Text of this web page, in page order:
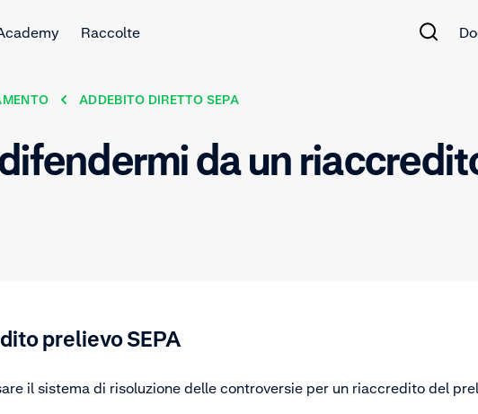
Raccolte
ADDEBITO DIRETTO SEPA
da un
prelievo SEPA
il sistema di risoluzione delle controversie per un riaccredito del